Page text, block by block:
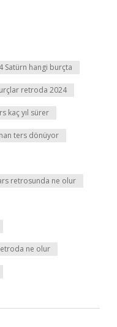
Satürn hangi burçta
retroda 2024
kaç yıl sürer
ters dönüyor
retrosunda ne olur
ne olur